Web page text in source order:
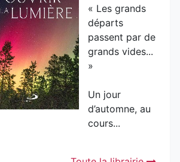
« Les grands
départs
passent par de
grands vides...
»
Un jour
d’automne, au
cours...